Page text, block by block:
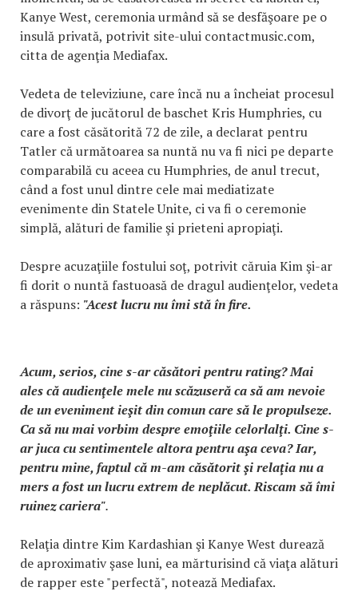
Kanye West, ceremonia urmând să se desfăşoare pe o
insulă privată, potrivit site-ului contactmusic.com,
citta de agenţia Mediafax.
Vedeta de televiziune, care încă nu a încheiat procesul
de divorţ de jucătorul de baschet Kris Humphries, cu
care a fost căsătorită 72 de zile, a declarat pentru
Tatler că următoarea sa nuntă nu va fi nici pe departe
comparabilă cu aceea cu Humphries, de anul trecut,
când a fost unul dintre cele mai mediatizate
evenimente din Statele Unite, ci va fi o ceremonie
simplă, alături de familie şi prieteni apropiaţi.
Despre acuzaţiile fostului soţ, potrivit căruia Kim şi-ar
fi dorit o nuntă fastuoasă de dragul audienţelor, vedeta
a răspuns: "Acest lucru nu îmi stă în fire.
Acum, serios, cine s-ar căsători pentru rating? Mai
ales că audienţele mele nu scăzuseră ca să am nevoie
de un eveniment ieşit din comun care să le propulseze.
Ca să nu mai vorbim despre emoţiile celorlalţi. Cine s-
ar juca cu sentimentele altora pentru aşa ceva? Iar,
pentru mine, faptul că m-am căsătorit şi relaţia nu a
mers a fost un lucru extrem de neplăcut. Riscam să îmi
ruinez cariera".
Relaţia dintre Kim Kardashian şi Kanye West durează
de aproximativ şase luni, ea mărturisind că viaţa alături
de rapper este "perfectă", notează Mediafax.